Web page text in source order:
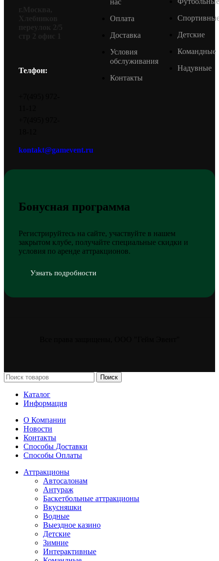
Телфон:
kontakt@gamevent.ru
Оплата
Доставка
Условия
обслуживания
Контакты
Детские
Командные
Надувные
Бонусная программа
Регистрируйтесь на сайте, участвуйте в нашем
закрытом клубе, получайте специальные скидки и
условия по аренде аттракционов.
Узнать подробности
Поиск
Каталог
Информация
О Компании
Новости
Контакты
Способы Доставки
Способы Оплаты
Аттракционы
Автосалонам
Антураж
Баскетбольные аттракционы
Вкусняшки
Водные
Выездное казино
Детские
Зимние
Интерактивные